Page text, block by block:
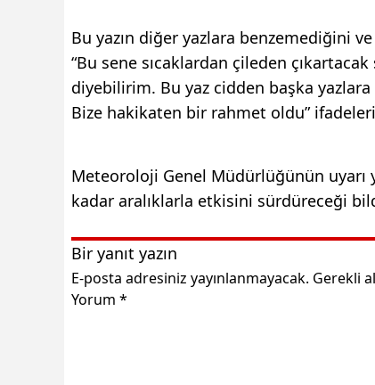
Bu yazın diğer yazlara benzemediğini
“Bu sene sıcaklardan çileden
diyebilirim. Bu yaz cidden başka
Bize hakikaten bir rahmet oldu”
Meteoroloji Genel Müdürlüğünün uyarı
kadar aralıklarla etkisini
Bir yanıt yazın
E-posta adresiniz yayınlanmayacak. Gerekli
Yorum *